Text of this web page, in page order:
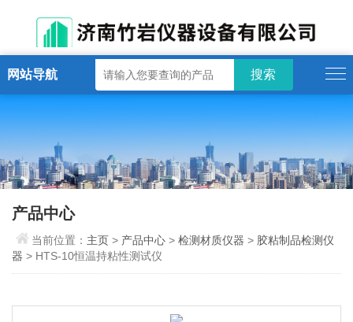
网站导航
产品中心
当前位置： 主页> 产品中心 >检测材质仪器 > 胶粘制品检测仪
器 > HTS-10恒温持粘性测试仪